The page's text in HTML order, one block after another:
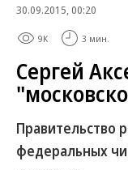
30.09.2015, 00:20
9K 3 мин.
Сергей
Правительство
федеральных